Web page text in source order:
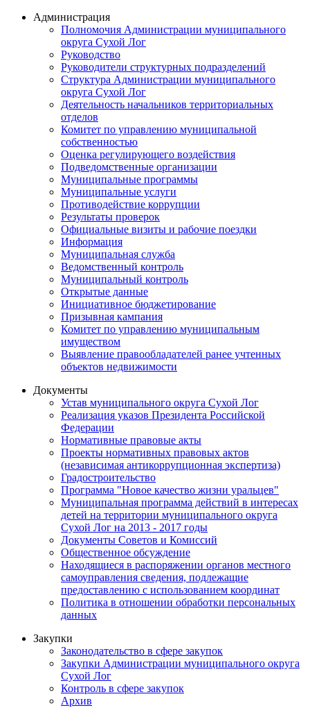
Администрация
Полномочия Администрации муниципального
округа Сухой Лог
Руководство
Руководители структурных подразделений
Структура Администрации муниципального
округа Сухой Лог
Деятельность начальников территориальных
отделов
Комитет по управлению муниципальной
собственностью
Оценка регулирующего воздействия
Подведомственные организации
Муниципальные программы
Муниципальные услуги
Противодействие коррупции
Результаты проверок
Официальные визиты и рабочие поездки
Информация
Муниципальная служба
Ведомственный контроль
Муниципальный контроль
Открытые данные
Инициативное бюджетирование
Призывная кампания
Комитет по управлению муниципальным
имуществом
Выявление правообладателей ранее учтенных
объектов недвижимости
Документы
Устав муниципального округа Сухой Лог
Реализация указов Президента Российской
Федерации
Нормативные правовые акты
Проекты нормативных правовых актов
(независимая антикоррупционная экспертиза)
Градостроительство
Программа "Новое качество жизни уральцев"
Муниципальная программа действий в интересах
детей на территории муниципального округа
Сухой Лог на 2013 - 2017 годы
Документы Советов и Комиссий
Общественное обсуждение
Находящиеся в распоряжении органов местного
самоуправления сведения, подлежащие
предоставлению с использованием координат
Политика в отношении обработки персональных
данных
Закупки
Законодательство в сфере закупок
Закупки Администрации муниципального округа
Сухой Лог
Контроль в сфере закупок
Архив